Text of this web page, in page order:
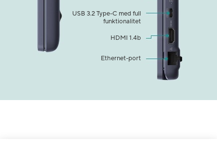
Ethernet-port
USB 3.2 Type-C med full
funktionalitet​
HDMI 1.4b